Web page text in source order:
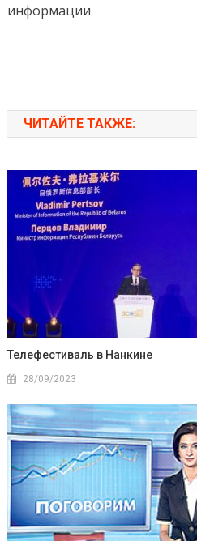
информации
ЧИТАЙТЕ ТАКЖЕ:
Телефестиваль в Нанкине
28/09/2023